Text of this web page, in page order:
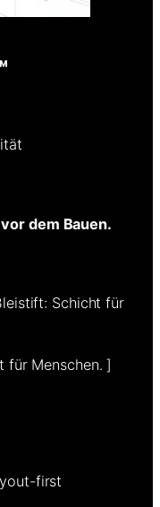
dem Bauen.
Schicht für
für Menschen. ]
first